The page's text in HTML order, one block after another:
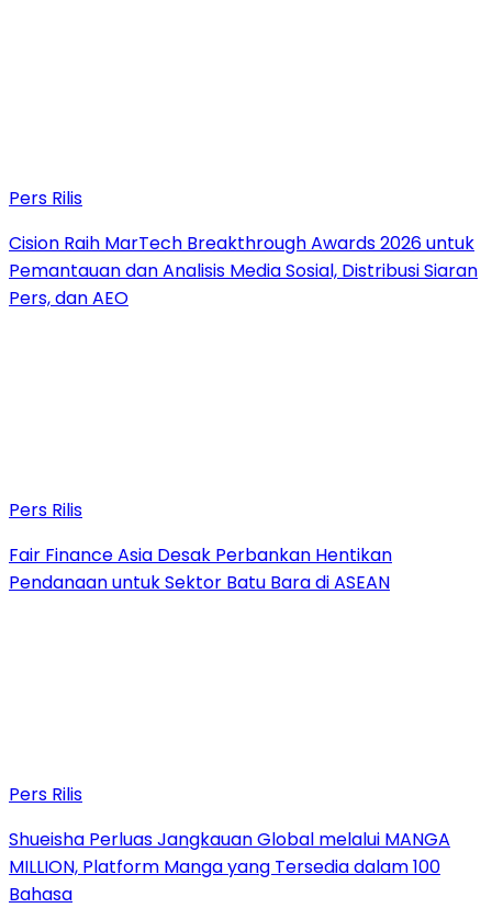
Pers Rilis
Cision Raih MarTech Breakthrough Awards 2026 untuk
Pemantauan dan Analisis Media Sosial, Distribusi Siaran
Pers, dan AEO
Pers Rilis
Fair Finance Asia Desak Perbankan Hentikan
Pendanaan untuk Sektor Batu Bara di ASEAN
Pers Rilis
Shueisha Perluas Jangkauan Global melalui MANGA
MILLION, Platform Manga yang Tersedia dalam 100
Bahasa